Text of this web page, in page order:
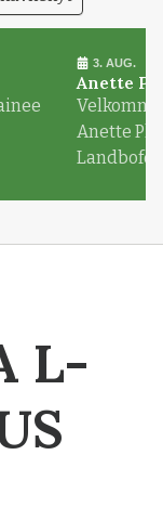
3. AUG.
Anette
Anette
L-